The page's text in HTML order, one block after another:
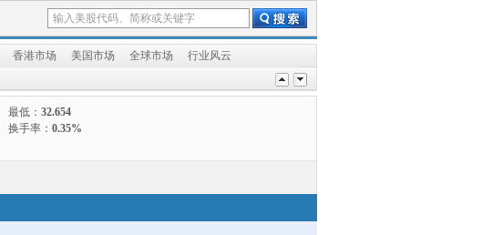
香港市场 美国市场 全球市场
行业风云
最低： 32.654
换手率： 0.35%